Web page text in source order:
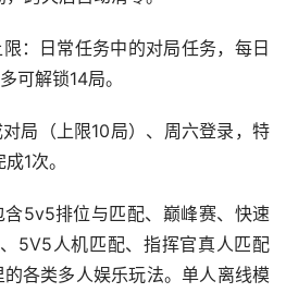
：日常任务中的对局任务，每日
可解锁14局。
局（上限10局）、周六登录，特
1次。
5v5排位与匹配、巅峰赛、快速
5V5人机匹配、指挥官真人匹配
的各类多人娱乐玩法。单人离线模